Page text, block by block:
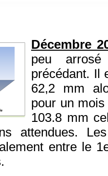
Décembre
peu
précédant. Il
62,2 mm
pour un
103.8 mm
attendues.
entre le